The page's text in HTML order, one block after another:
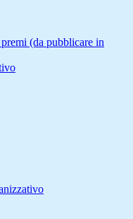
(da pubblicare in